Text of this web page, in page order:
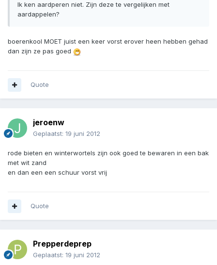
Ik ken aardperen niet. Zijn deze te vergelijken met
aardappelen?
boerenkool MOET juist een keer vorst erover heen hebben gehad
dan zijn ze pas goed
Quote
jeroenw
Geplaatst: 19 juni 2012
rode bieten en winterwortels zijn ook goed te bewaren in een bak
met wit zand
en dan een een schuur vorst vrij
Quote
Prepperdeprep
Geplaatst: 19 juni 2012